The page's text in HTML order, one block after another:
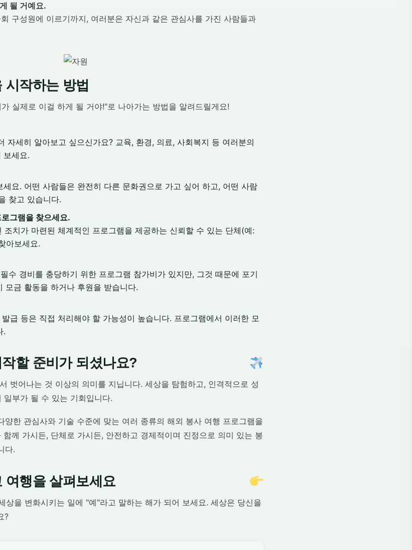
될 거예요.
구성원에 이르기까지, 여러분은 자신과 같은 관심사를 가진 사람들과
작하는 방법
실제로 이걸 하게 될 거야!"로 나아가는 방법을 알려드릴게요!
자세히 알아보고 싶으신가요? 교육, 환경, 의료, 사회복지 등 여러분의
보세요.
요. 어떤 사람들은 완전히 다른 문화권으로 가고 싶어 하고, 어떤 사람
찾고 있습니다.
그램을 찾으세요.
조치가 마련된 체계적인 프로그램을 제공하는 신뢰할 수 있는 단체(예:
아보세요.
수 경비를 충당하기 위한 프로그램 참가비가 있지만, 그것 때문에 포기
모금 활동을 하거나 후원을 받습니다.
급 등은 직접 처리해야 할 가능성이 높습니다. 프로그램에서 이러한 모
.
할 준비가 되셨나요?
벗어나는 것 이상의 의미를 지닙니다. 세상을 탐험하고, 인격적으로 성
부가 될 수 있는 기회입니다.
한 관심사와 기술 수준에 맞는 여러 종류의 해외 봉사 여행 프로그램을
께 가시든, 단체로 가시든, 안전하고 경제적이며 진정으로 의미 있는 봉
다.
여행을 살펴보세요
상을 변화시키는 일에 "예"라고 말하는 해가 되어 보세요. 세상은 당신을
?